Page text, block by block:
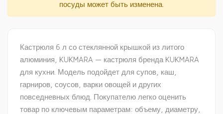
посуды может быть изменена.
Кастрюля 6 л со стеклянной крышкой из литого
алюминия, KUKMARA — кастрюля бренда KUKMARA
для кухни. Модель подойдет для супов, каш,
гарниров, соусов, варки овощей и других
повседневных блюд. Покупателю легко оценить
товар по ключевым параметрам: объему, диаметру,